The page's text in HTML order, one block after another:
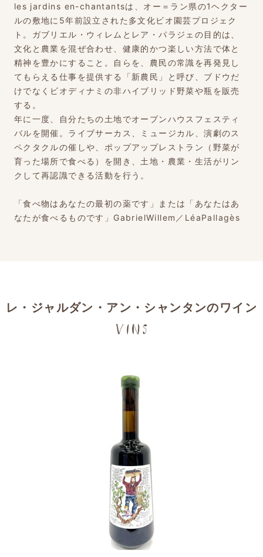
les jardins en-chantantsは、オー＝ラン県の1ヘクター
ルの敷地に5年前設立された多文化ビオ園芸プロジェク
ト。ガブリエル・ウィレムとレア・パラジェの目的は、
文化と農業を混ぜ合わせ、健康的かつ楽しい方法で体と
精神を豊かにすること。自らを、農民の常識を再発見し
てもらえる仕事を提供する「新農民」と呼び、ブドウだ
けでなくビオディナミの非ハイブリッド野菜や瓶を販売
する。
年に一度、自分たちの土地でオープンハウスフェスティ
バルを開催。ライブサーカス、ミュージカル、演劇のス
ペクタクルの催しや、ポップアップレストラン（野菜が
育った場所で食べる）を開き、土地・農業・生活がリン
クして再認識できる活動を行う。
「食べ物はあなたの最初の薬です」または「あなたはあ
なたが食べるものです」GabrielWillem／LéaPallagès
レ・ジャルダン・アン・シャンタンのワイン